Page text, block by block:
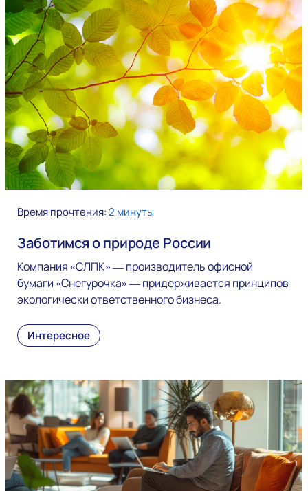
Время прочтения:2 минуты
Заботимcя о природе России
Компания «СЛПК» — производитель офисной
бумаги «Снегурочка» — придерживается принципов
экологически ответственного бизнеса.
Интересное